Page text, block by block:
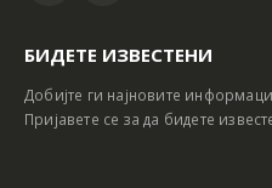
БИДЕТЕ ИЗВЕСТЕНИ
Добијте ги најновите
Пријавете се за да бидете